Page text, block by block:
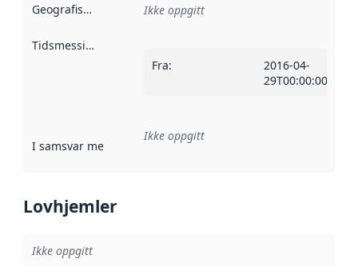
Geografisk avgrensning :
Ikke oppgitt
Tidsmessig avgrensning
Fra:
2016-04-
29T00:00:00Z
I samsvar med Referanse til en implementasjonsregel
Ikke oppgitt
Lovhjemler
Ikke oppgitt